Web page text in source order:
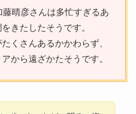
藤晴彦さんは多忙すぎるあ
きたしたそうです。
くさんあるかかわらず、
から遠ざかたそうです。